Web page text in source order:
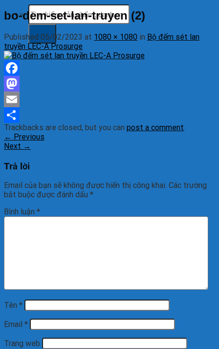
Tìm
kiếm:
bo-dem-set-lan-truyen (2)
Published 05/02/2023 at 1080 × 1080 in Bộ đếm sét lan
truyền LEC-A Prosurge
Facebook
Mastodon
Email
Share
Trackbacks are closed, but you can post a comment.
← Previous
Next →
Trả lời
Email của bạn sẽ không được hiển thị công khai. Các trường
bắt buộc được đánh dấu *
Bình luận *
Tên *
Email *
Trang web